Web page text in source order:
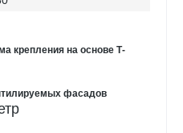
крепления на основе Т-
фасадов